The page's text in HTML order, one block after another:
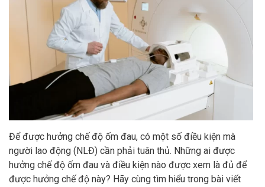
Để được hưởng chế độ ốm đau, có một số điều kiện mà
người lao động (NLĐ) cần phải tuân thủ. Những ai được
hưởng chế độ ốm đau và điều kiện nào được xem là đủ để
được hưởng chế độ này? Hãy cùng tìm hiểu trong bài viết